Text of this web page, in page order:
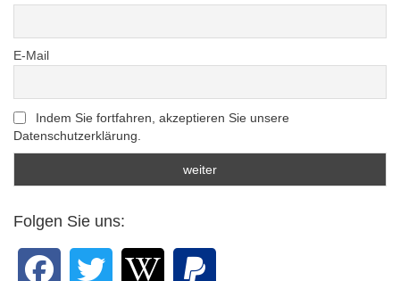
E-Mail
Indem Sie fortfahren, akzeptieren Sie unsere
Datenschutzerklärung.
Folgen Sie uns: